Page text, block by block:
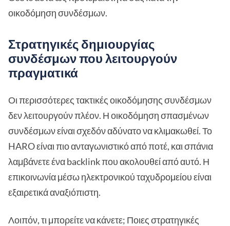
οικοδόμηση συνδέσμων.
Στρατηγικές δημιουργίας
συνδέσμων που λειτουργούν
πραγματικά
Οι περισσότερες τακτικές οικοδόμησης συνδέσμων
δεν λειτουργούν πλέον. Η οικοδόμηση σπασμένων
συνδέσμων είναι σχεδόν αδύνατο να κλιμακωθεί. Το
HARO είναι πιο ανταγωνιστικό από ποτέ, και σπάνια
λαμβάνετε ένα backlink που ακολουθεί από αυτό. Η
επικοινωνία μέσω ηλεκτρονικού ταχυδρομείου είναι
εξαιρετικά αναξιόπιστη.
Λοιπόν, τι μπορείτε να κάνετε; Ποιες στρατηγικές